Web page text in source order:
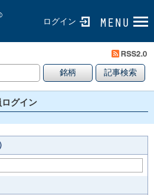
ログイン
グイン